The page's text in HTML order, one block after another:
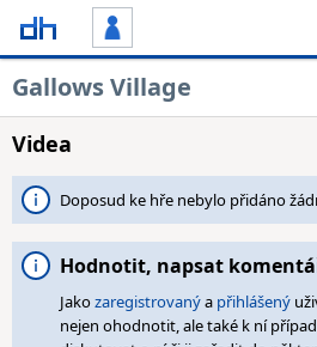
Gallows Village
Videa
Doposud ke hře nebylo přidáno
Hodnotit, napsat
Jakozaregistrovanýa přihlášený
nejen ohodnotit, ale také k ní